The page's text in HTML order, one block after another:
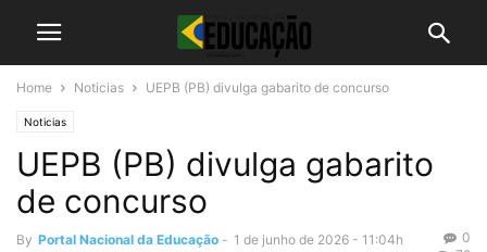
Home Noticias UEPB (PB) divulga gabarito de concurso
Noticias
UEPB (PB) divulga gabarito
de concurso
By Portal Nacional da Educação - 1 de junho de 2026 - 11:04h
0